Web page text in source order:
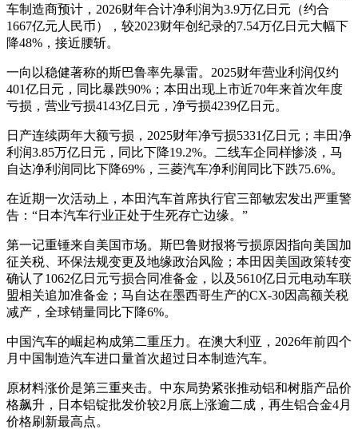
车制造商预计，2026财年合计净利润为3.9万亿日元（约合
1667亿元人民币），较2023财年创纪录的7.54万亿日元大幅下
降48%，接近腰斩。
一向以稳健著称的斯巴鲁率先暴雷。2025财年营业利润仅约
401亿日元，同比暴跌90%；本田出现上市近70年来首次年度
亏损，营业亏损4143亿日元，净亏损4239亿日元。
日产连续两年大额亏损，2025财年净亏损5331亿日元；丰田净
利润3.85万亿日元，同比下降19.2%。二线车企同样惨淡，马
自达净利润同比下降69%，三菱汽车净利润同比下跌75.6%。
在近期一次活动上，本田汽车首席执行官三部敏宏发出严重警
告：“日本汽车行业正处于生死存亡边缘。”
第一记重锤来自美国市场。斯巴鲁财报将亏损原因指向美国加
征关税、环保法规变更及地缘政治风险；本田因美国政策转变
确认了1062亿日元亏损合同准备金，以及5610亿日元电动车联
盟相关追加准备金；马自达在墨西哥生产的CX-30因高额关税
减产，全球销量同比下降6%。
中国汽车的崛起构成第二重压力。在澳大利亚，2026年前四个
月中国制造汽车进口量首次超过日本制造汽车。
原材料涨价是第三重夹击。中东局势紧张推动铝和树脂产品价
格飙升，日本铝锭批发价较2月底上涨逾二成，再生铝合金4月
价格刷新最高点。